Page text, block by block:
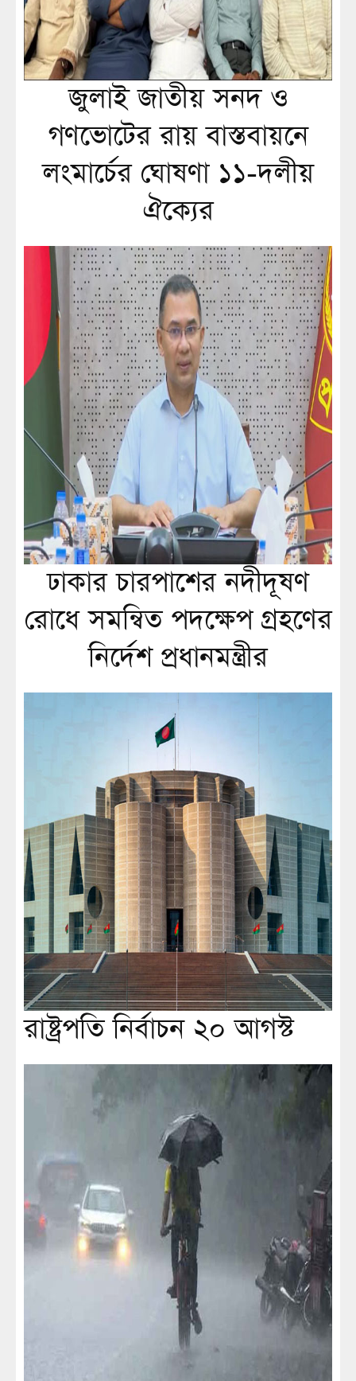
জুলাই জাতীয় সনদ ও
গণভোটের রায় বাস্তবায়নে
লংমার্চের ঘোষণা ১১-দলীয়
ঐক্যের
ঢাকার চারপাশের নদীদূষণ
রোধে সমন্বিত পদক্ষেপ গ্রহণের
নির্দেশ প্রধানমন্ত্রীর
রাষ্ট্রপতি নির্বাচন ২০ আগস্ট